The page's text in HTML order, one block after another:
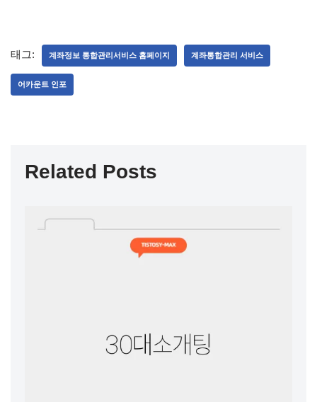
태그: 계좌정보 통합관리서비스 홈페이지 계좌통합관리 서비스
어카운트 인포
Related Posts